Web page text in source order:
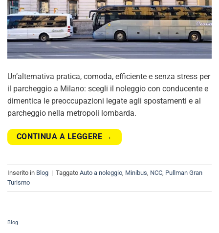
Un’alternativa pratica, comoda, efficiente e senza stress per
il parcheggio a Milano: scegli il noleggio con conducente e
dimentica le preoccupazioni legate agli spostamenti e al
parcheggio nella metropoli lombarda.
CONTINUA A LEGGERE →
Inserito in Blog | Taggato Auto a noleggio Minibus NCC Pullman Gran
Turismo
Blog